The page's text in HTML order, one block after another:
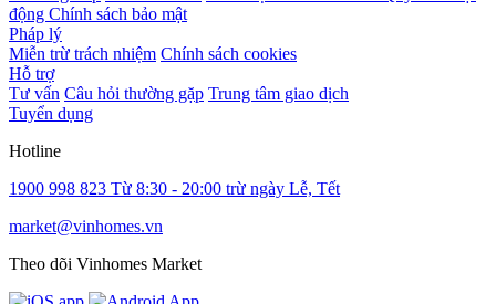
động Chính sách bảo mật
Pháp lý
Miễn trừ trách nhiệm Chính sách cookies
Hỗ trợ
Tư vấn Câu hỏi thường gặp Trung tâm giao dịch
Tuyển dụng
Hotline
1900 998 823 Từ 8:30 - 20:00 trừ ngày Lễ, Tết
market@vinhomes.vn
Theo dõi Vinhomes Market